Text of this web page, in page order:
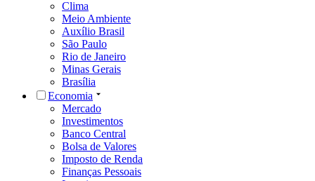
Clima
Meio Ambiente
Auxílio Brasil
São Paulo
Rio de Janeiro
Minas Gerais
Brasília
Economia
Mercado
Investimentos
Banco Central
Bolsa de Valores
Imposto de Renda
Finanças Pessoais